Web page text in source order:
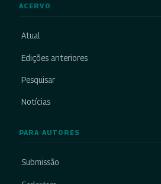
ACERVO
Atual
Edições anteriores
Pesquisar
Notícias
PARA AUTORES
Submissão